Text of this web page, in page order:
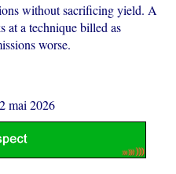
without sacrificing yield. A
at a technique billed as
worse.
mai 2026